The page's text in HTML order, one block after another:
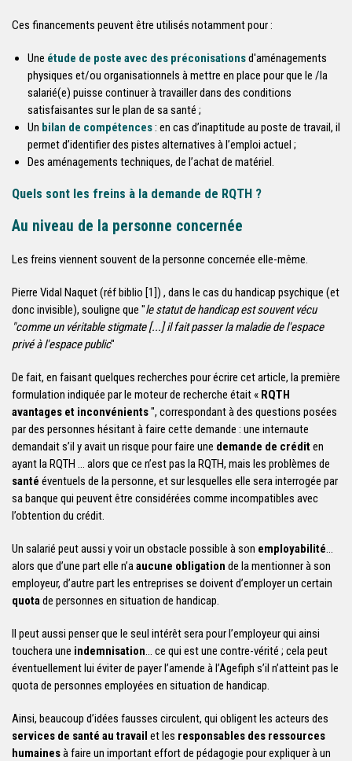
Ces financements peuvent être utilisés notamment pour :
Une étude de poste avec des préconisationsd'aménagements
physiques et/ou organisationnels à mettre en place pour que le /la
salarié(e) puisse continuer à travailler dans des conditions
satisfaisantes sur le plan de sa santé ;
Un bilan de compétences: en cas d’inaptitude au poste de travail, il
permet d’identifier des pistes alternatives à l’emploi actuel ;
Des aménagements techniques, de l’achat de matériel.
Quels sont les freins à la demande de RQTH ?
Au niveau de la personne concernée
Les freins viennent souvent de la personne concernée elle-même.
Pierre Vidal Naquet (réf biblio [1]) , dans le cas du handicap psychique (et
donc invisible), souligne que "le statut de handicap est souvent vécu
"comme un véritable stigmate [...] il fait passer la maladie de l'espace
privé à l'espace public"
De fait, en faisant quelques recherches pour écrire cet article, la première
formulation indiquée par le moteur de recherche était « RQTH
avantages et inconvénients", correspondant à des questions posées
par des personnes hésitant à faire cette demande : une internaute
demandait s’il y avait un risque pour faire une demande de créditen
ayant la RQTH … alors que ce n’est pas la RQTH, mais les problèmes de
santé éventuels de la personne, et sur lesquelles elle sera interrogée par
sa banque qui peuvent être considérées comme incompatibles avec
l’obtention du crédit.
Un salarié peut aussi y voir un obstacle possible à son employabilité…
alors que d’une part elle n’aaucune obligation de la mentionner à son
employeur, d’autre part les entreprises se doivent d’employer un certain
quotade personnes en situation de handicap.
Il peut aussi penser que le seul intérêt sera pour l’employeur qui ainsi
touchera une indemnisation… ce qui est une contre-vérité ; cela peut
éventuellement lui éviter de payer l’amende à l’Agefiph s’il n’atteint pas le
quota de personnes employées en situation de handicap.
Ainsi, beaucoup d’idées fausses circulent, qui obligent les acteurs des
services de santé au travail et les responsables des ressources
humainesà faire un important effort de pédagogie pour expliquer à un